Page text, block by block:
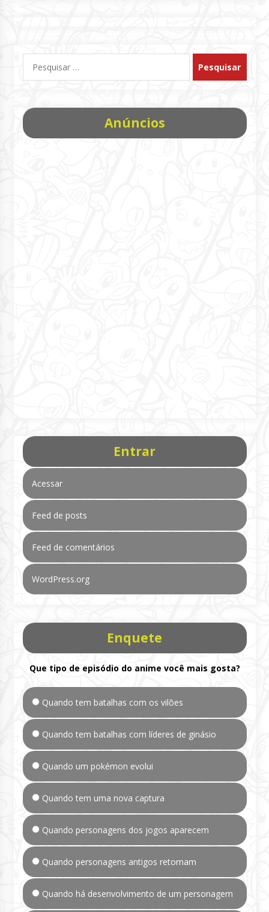
por:
Anúncios
Entrar
Acessar
Feed de posts
Feed de comentários
WordPress.org
Enquete
Que tipo de episódio do anime você mais gosta?
Quando tem batalhas com os vilões
Quando tem batalhas com líderes de ginásio
Quando um pokémon evolui
Quando tem uma nova captura
Quando personagens dos jogos aparecem
Quando personagens antigos retornam
Quando há desenvolvimento de um personagem